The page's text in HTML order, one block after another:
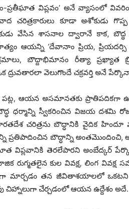
ప్రతీఘాత విప్లవం’ అనే వ్యాసంలో
చరిత్రకారులు కూడా అశోకుడు
వేసిన శాసనాల ద్వారానే కాక,
ఆయన్ని ‘దేవానాం ప్రియ,
బౌద్దాభిమానం రీత్యా ప్రఖ్యాత
వెలుగొందే చక్రవర్తి అనే
పట్ల, ఆయన అసమానతకు ప్రాతిపదికగా
బౌద్ధ ధర్మాన్ని స్వీకరించిన విజయ దశమి
చరిత్రను బౌద్ధానికి వైదిక
ప్రతిపాదించిన బౌద్ధాన్ని అంతమొందించి,
విప్లవానికి తెరలేపారని అంబేద్కర్
రుగ్మతలైన కుల వివక్ష, లింగ
మార్చడం తన జీవితాశయాలలో ఒకటని
చిహ్నాలుగా చేర్చడంలో ఆయన ఉద్దేశం అదే.